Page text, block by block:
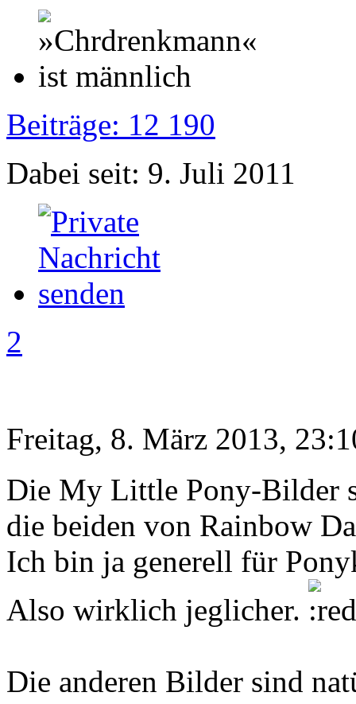
Beiträge: 12 190
Dabei seit: 9. Juli 2011
2
Freitag, 8. März 2013,
Die My Little Pony-Bilder
die beiden von Rainbow
Ich bin ja generell für
Also wirklich jeglicher.
Die anderen Bilder sind